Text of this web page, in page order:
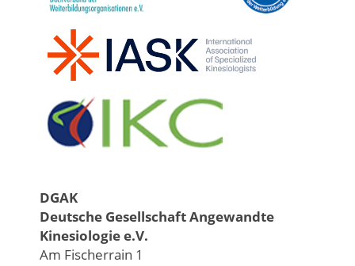
DGAK
Deutsche Gesellschaft Angewandte
Kinesiologie e.V.
Am Fischerrain 1